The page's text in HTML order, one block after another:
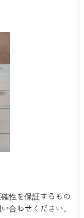
性を保証するもの
合わせください。